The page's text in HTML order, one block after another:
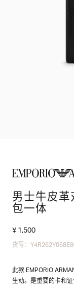
男士牛皮
包一体
¥ 1,500
货号：
此款 EMPORIO
生动。是重要的卡和证